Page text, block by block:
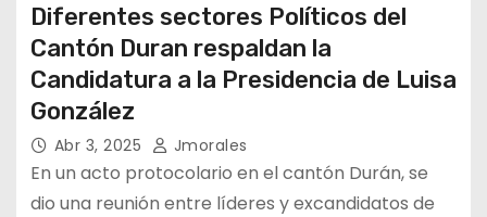
Diferentes sectores Políticos del
Cantón Duran respaldan la
Candidatura a la Presidencia de Luisa
González
Abr 3, 2025 Jmorales
En un acto protocolario en el cantón Durán, se
dio una reunión entre líderes y excandidatos de